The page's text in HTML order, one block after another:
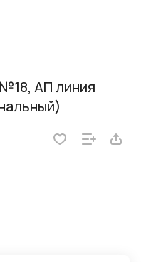
АП линия